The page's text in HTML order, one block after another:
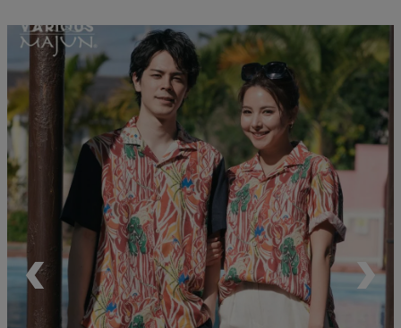
メンズ
レディース
キッズ
ペア商品
ランキング
新商品